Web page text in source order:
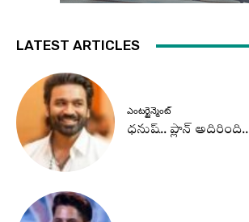
LATEST ARTICLES
ఎంటర్టైన్మెంట్
ధనుష్‌.. ప్లాన్ అదిరింది..